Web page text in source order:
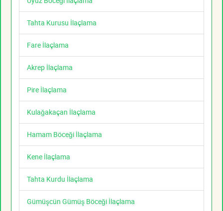
Tahta Kurusu İlaçlama
Fare İlaçlama
Akrep İlaçlama
Pire İlaçlama
Kulağakaçan İlaçlama
Hamam Böceği İlaçlama
Kene İlaçlama
Tahta Kurdu İlaçlama
Gümüşcün Gümüş Böceği İlaçlama